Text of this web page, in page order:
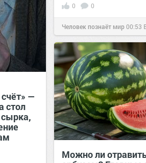
0 0
Человек познаёт мир00:53
—
стол
сырка,
Можно ли